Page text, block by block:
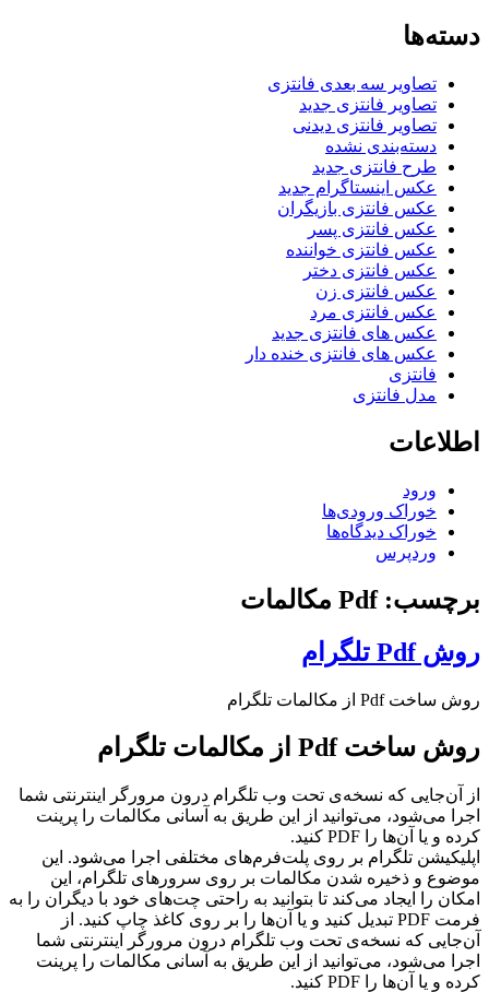
دسته‌ها
تصاویر سه بعدی فانتزی
تصاویر فانتزی جدید
تصاویر فانتزی دیدنی
دسته‌بندی نشده
طرح فانتزی جدید
عکس اینستاگرام جدید
عکس فانتزی بازیگران
عکس فانتزی پسر
عکس فانتزی خواننده
عکس فانتزی دختر
عکس فانتزی زن
عکس فانتزی مرد
عکس های فانتزی جدید
عکس های فانتزی خنده دار
فانتزی
مدل فانتزی
اطلاعات
ورود
خوراک ورودی‌ها
خوراک دیدگاه‌ها
وردپرس
برچسب: Pdf مکالمات
روش Pdf تلگرام
روش ساخت Pdf از مکالمات تلگرام
روش ساخت Pdf از مکالمات تلگرام
از آن‌جایی که نسخه‌ی تحت وب تلگرام درون مرورگر اینترنتی شما
اجرا می‌شود، می‌توانید از این طریق به آسانی مکالمات را پرینت
کرده و یا آن‌ها را PDF کنید.
اپلیکیشن تلگرام بر روی پلت‌فرم‌های مختلفی اجرا می‌شود. این
موضوع و ذخیره شدن مکالمات بر روی سرورهای تلگرام، این
امکان را ایجاد می‌کند تا بتوانید به راحتی چت‌های خود با دیگران را به
فرمت PDF تبدیل کنید و یا آن‌ها را بر روی کاغذ چاپ کنید. از
آن‌جایی که نسخه‌ی تحت وب تلگرام درون مرورگر اینترنتی شما
اجرا می‌شود، می‌توانید از این طریق به آسانی مکالمات را پرینت
کرده و یا آن‌ها را PDF کنید.